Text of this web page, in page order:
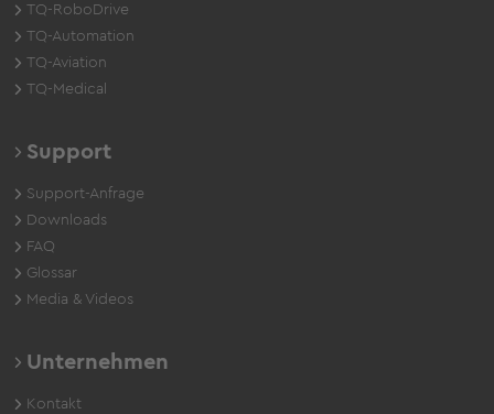
TQ-RoboDrive
TQ-Automation
TQ-Aviation
TQ-Medical
Support
Support-Anfrage
Downloads
FAQ
Glossar
Media & Videos
Unternehmen
Kontakt